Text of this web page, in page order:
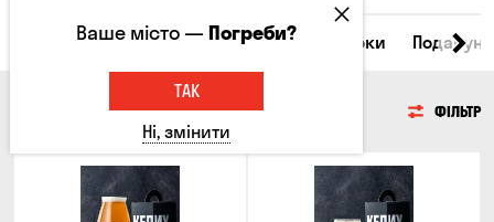
Всі товари Келихи та кухлі Брелоки
КЕЛИХИ ТА КУХЛІ ФІЛЬТР
Ваше місто —Погреби?
ТАК
Ні, змінити